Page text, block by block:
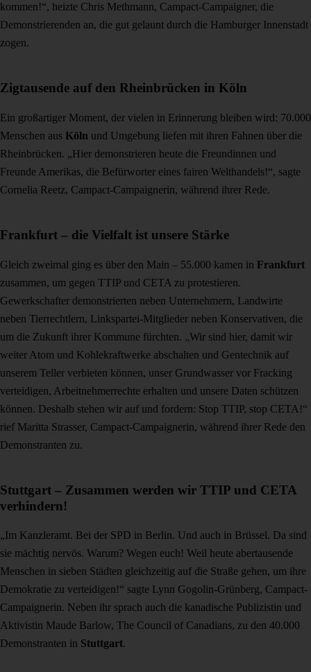
kommen!“, heizte Chris Methmann, Campact-Campaigner, die
Demonstrierenden an, die gut gelaunt durch die Hamburger Innenstadt
zogen.
Zigtausende auf den Rheinbrücken in Köln
Ein großartiger Moment, der vielen in Erinnerung bleiben wird: 70.000
Menschen aus Köln und Umgebung liefen mit ihren Fahnen über die
Rheinbrücken. „Hier demonstrieren heute die Freundinnen und
Freunde Amerikas, die Befürworter eines fairen Welthandels!“, sagte
Cornelia Reetz, Campact-Campaignerin, während ihrer Rede.
Frankfurt – die Vielfalt ist unsere Stärke
Gleich zweimal ging es über den Main – 55.000 kamen in Frankfurt
zusammen, um gegen TTIP und CETA zu protestieren.
Gewerkschafter demonstrierten neben Unternehmern, Landwirte
neben Tierrechtlern, Linkspartei-Mitglieder neben Konservativen, die
um die Zukunft ihrer Kommune fürchten. „Wir sind hier, damit wir
weiter Atom und Kohlekraftwerke abschalten und Gentechnik auf
unserem Teller verbieten können, unser Grundwasser vor Fracking
verteidigen, Arbeitnehmerrechte erhalten und unsere Daten schützen
können. Deshalb stehen wir auf und fordern: Stop TTIP, stop CETA!“
rief Maritta Strasser, Campact-Campaignerin, während ihrer Rede den
Demonstranten zu.
Stuttgart – Zusammen werden wir TTIP und CETA
verhindern!
„Im Kanzleramt. Bei der SPD in Berlin. Und auch in Brüssel. Da sind
sie mächtig nervös. Warum? Wegen euch! Weil heute abertausende
Menschen in sieben Städten gleichzeitig auf die Straße gehen, um ihre
Demokratie zu verteidigen!“ sagte Lynn Gogolin-Grünberg, Campact-
Campaignerin. Neben ihr sprach auch die kanadische Publizistin und
Aktivistin Maude Barlow, The Council of Canadians, zu den 40.000
Demonstranten in Stuttgart.